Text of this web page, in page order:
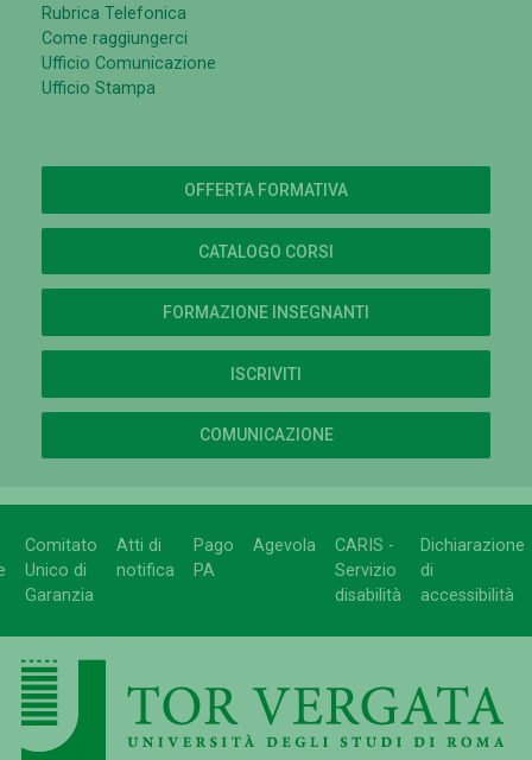
Rubrica Telefonica
Come raggiungerci
Ufficio Comunicazione
Ufficio Stampa
OFFERTA FORMATIVA
CATALOGO CORSI
FORMAZIONE INSEGNANTI
ISCRIVITI
COMUNICAZIONE
Comitato
Unico di
Garanzia
Atti di
notifica
Pago
PA
Agevola
CARIS -
Servizio
disabilità
Dichiarazione
di
accessibilità